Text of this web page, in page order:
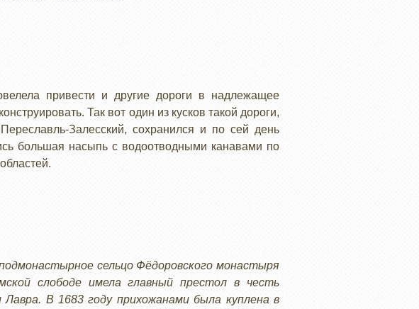
привести и другие дороги в надлежащее
Так вот один из кусков такой дороги,
Залесский, сохранился и по сей день
большая насыпь с водоотводными канавами по
сельцо Фёдоровского монастыря
слободе имела главный престол в честь
В 1683 году прихожанами была куплена в